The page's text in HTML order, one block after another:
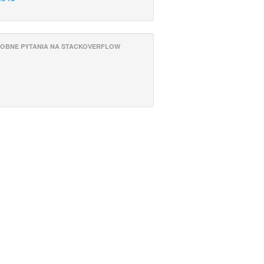
PYTANIA NA STACKOVERFLOW